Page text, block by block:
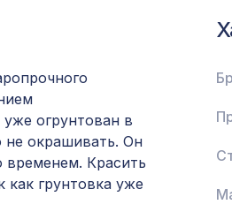
Перфорированная
2800х1250мм, ХДФ,
Декоративная балка,
огрунтован в
не окрашивать. Он
временем. Красить
как грунтовка уже